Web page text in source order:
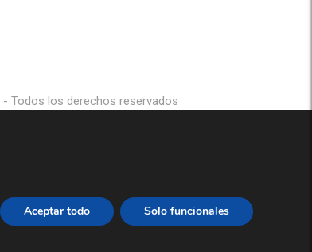
- Todos los derechos reservados
Aceptar todo Solo funcionales